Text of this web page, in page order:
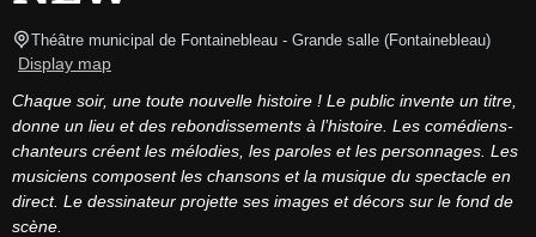
Théâtre municipal de Fontainebleau - Grande salle (Fontainebleau)
Display map
Chaque soir, une toute nouvelle histoire ! Le public invente un titre,
donne un lieu et des rebondissements à l’histoire. Les comédiens-
chanteurs créent les mélodies, les paroles et les personnages. Les
musiciens composent les chansons et la musique du spectacle en
direct. Le dessinateur projette ses images et décors sur le fond de
scène.